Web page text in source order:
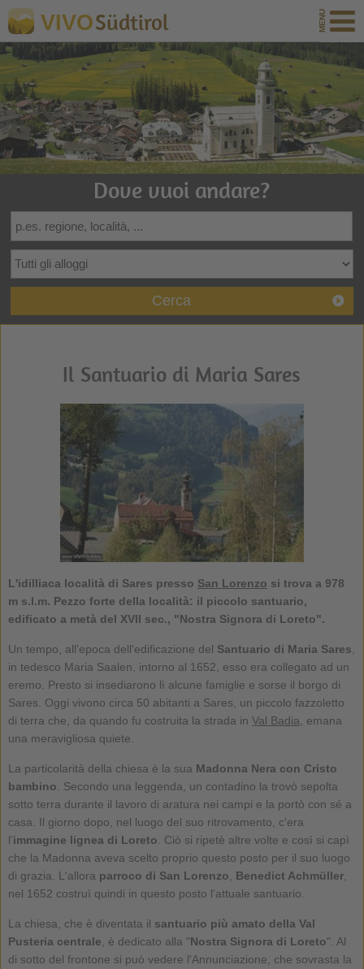
VIVOSüdtirol
Dove vuoi andare?
Cerca
Il Santuario di Maria Sares
L'idilliaca località di Sares presso San Lorenzo si trova a 978
m s.l.m. Pezzo forte della località: il piccolo santuario,
edificato a metà del XVII sec., "Nostra Signora di Loreto".
Un tempo, all'epoca dell'edificazione del Santuario di Maria Sares
in tedesco Maria Saalen, intorno al 1652, esso era collegato ad un
eremo. Presto si insediarono lì alcune famiglie e sorse il borgo di
Sares. Oggi vivono circa 50 abitanti a Sares, un piccolo fazzoletto
di terra che, da quando fu costruita la strada in Val Badia , emana
una meravigliosa quiete.
La particolarità della chiesa è la sua Madonna Nera con Cristo
bambino . Secondo una leggenda, un contadino la trovò sepolta
sotto terra durante il lavoro di aratura nei campi e la portò con sé a
casa. Il giorno dopo, nel luogo del suo ritrovamento, c'era
l'immagine lignea di Loreto . Ciò si ripetè altre volte e così si capì
che la Madonna aveva scelto proprio questo posto per il suo luogo
di grazia. L'allora parroco di San Lorenzo Benedict Achmüller,
nel 1652 costruì quindi in questo posto l'attuale santuario.
La chiesa, che è diventata il santuario più amato della Val
Pusteria centrale , è dedicato alla "Nostra Signora di Loreto". Al
di sotto del frontone si può vedere l'Annunciazione, che sovrasta la